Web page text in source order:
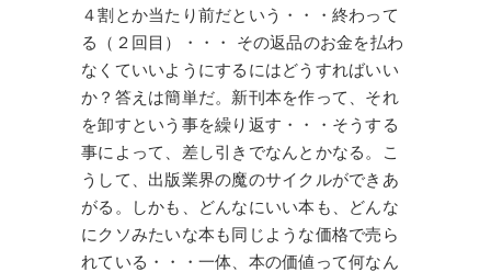
４割とか当たり前だという・・・終わって
る（２回目）・・・ その返品のお金を払わ
なくていいようにするにはどうすればいい
か？答えは簡単だ。新刊本を作って、それ
を卸すという事を繰り返す・・・そうする
事によって、差し引きでなんとかなる。こ
うして、出版業界の魔のサイクルができあ
がる。しかも、どんなにいい本も、どんな
にクソみたいな本も同じような価格で売ら
れている・・・一体、本の価値って何なん